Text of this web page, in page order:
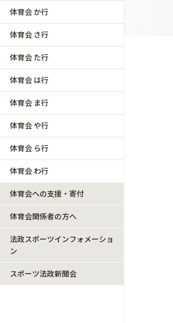
体育会 か行
体育会 さ行
体育会 た行
体育会 は行
体育会 ま行
体育会 や行
体育会 ら行
体育会 わ行
体育会への支援・寄付
体育会関係者の方へ
法政スポーツインフォメーショ
ン
スポーツ法政新聞会